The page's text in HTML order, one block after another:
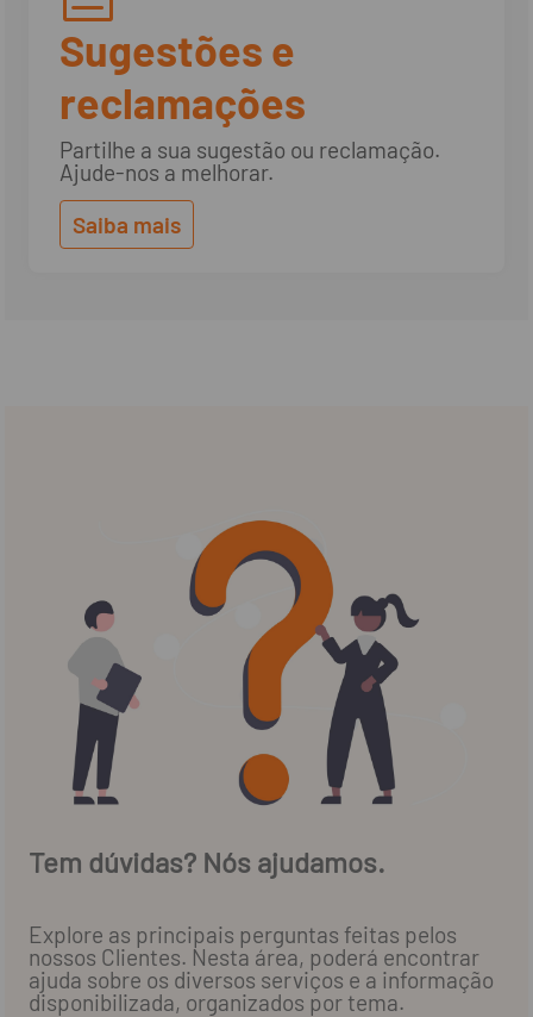
Sugestões e
reclamações
Partilhe a sua sugestão ou reclamação.
Ajude-nos a melhorar.
Saiba mais
Tem dúvidas? Nós ajudamos.
Explore as principais perguntas feitas pelos
nossos Clientes. Nesta área, poderá encontrar
ajuda sobre os diversos serviços e a informação
disponibilizada, organizados por tema.